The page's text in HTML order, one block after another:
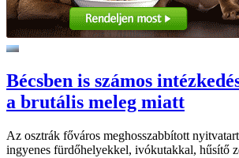
Bécsben is számos
a brutális meleg miatt
Az osztrák főváros meghosszabbított
ingyenes fürdőhelyekkel, ivókutakkal, hűsítő